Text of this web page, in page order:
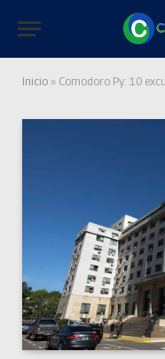
Inicio » Comodoro Py: 10 excusas, 10